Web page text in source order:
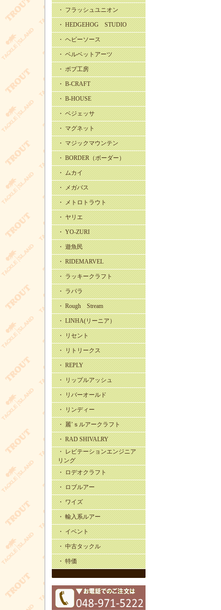
・ フラッシュユニオン
・ HEDGEHOG STUDIO
・ ヘビーソース
・ ベルベットアーツ
・ ボブ工房
・ B-CRAFT
・ B-HOUSE
・ ベジェッサ
・ マグネット
・ マジックマウンテン
・ BORDER（ボーダー）
・ ムカイ
・ メガバス
・ メトロトラウト
・ ヤリエ
・ YO-ZURI
・ 遊魚民
・ RIDEMARVEL
・ ラッキークラフト
・ ラパラ
・ Rough Stream
・ LINHA(リーニア）
・ リセント
・ リトリークス
・ REPLY
・ リップルアッシュ
・ リバーオールド
・ リンディー
・ 麗’ｓルアークラフト
・ RAD SHIVALRY
・ レビテーションエンジニア
リング
・ ロデオクラフト
・ ロブルアー
・ ワイズ
・ 輸入系ルアー
・ イベント
・ 中古タックル
・ 特価